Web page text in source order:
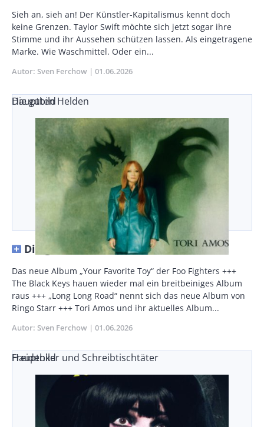
Vorspann
/
Teaser
Sieh an, sieh an! Der Künstler-Kapitalismus kennt doch
keine Grenzen. Taylor Swift möchte sich jetzt sogar ihre
Stimme und ihr Aussehen schützen lassen. Als eingetragene
Marke. Wie Waschmittel. Oder ein...
Autor Sven Ferchow Publikationsdatum
01.06.2026
Die guten Helden
Hauptbild
Die guten Helden
Vorspann
/
Teaser
Das neue Album „Your Favorite Toy“ der Foo Fighters +++
The Black Keys hauen wieder mal ein breitbeiniges Album
raus +++ „Long Long Road“ nennt sich das neue Album von
Ringo Starr +++ Tori Amos und ihr aktuelles Album...
Autor Sven Ferchow Publikationsdatum
01.06.2026
Freidenker und Schreibtischtäter
Hauptbild